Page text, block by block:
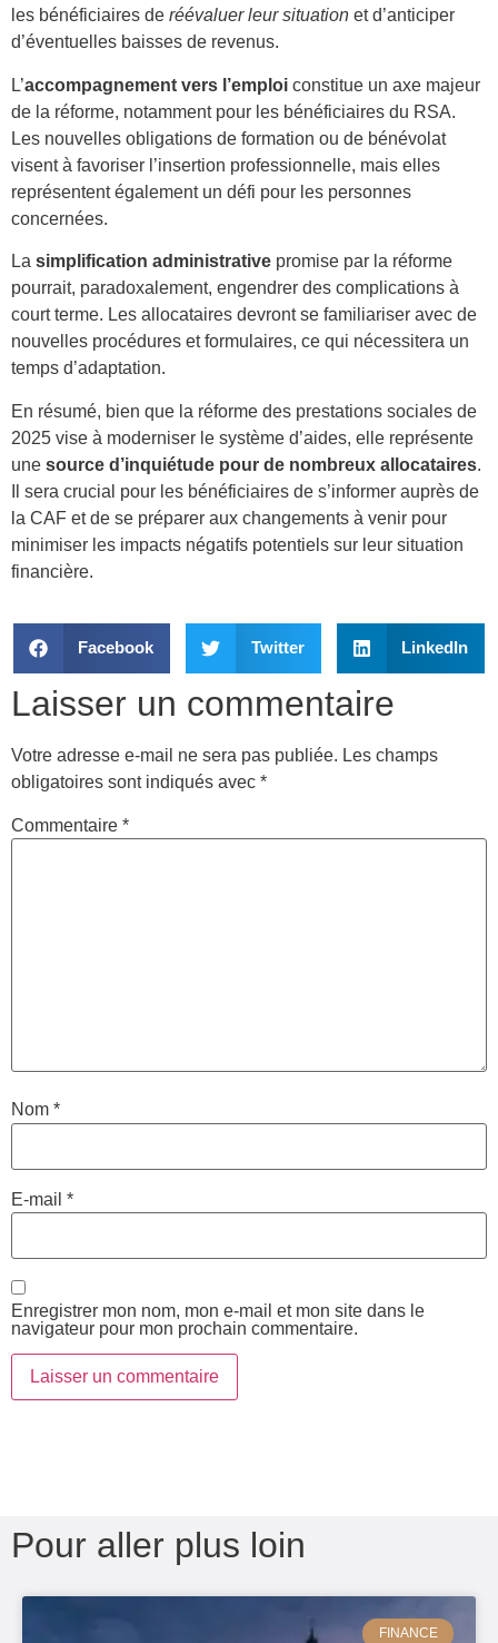
les bénéficiaires de réévaluer leur situation et d’anticiper
d’éventuelles baisses de revenus.
L’accompagnement vers l’emploi constitue un axe majeur
de la réforme, notamment pour les bénéficiaires du RSA.
Les nouvelles obligations de formation ou de bénévolat
visent à favoriser l’insertion professionnelle, mais elles
représentent également un défi pour les personnes
concernées.
La simplification administrative promise par la réforme
pourrait, paradoxalement, engendrer des complications à
court terme. Les allocataires devront se familiariser avec de
nouvelles procédures et formulaires, ce qui nécessitera un
temps d’adaptation.
En résumé, bien que la réforme des prestations sociales de
2025 vise à moderniser le système d’aides, elle représente
une source d’inquiétude pour de nombreux allocataires.
Il sera crucial pour les bénéficiaires de s’informer auprès de
la CAF et de se préparer aux changements à venir pour
minimiser les impacts négatifs potentiels sur leur situation
financière.
Facebook Twitter LinkedIn
Laisser un commentaire
Votre adresse e-mail ne sera pas publiée. Les champs
obligatoires sont indiqués avec *
Commentaire *
Nom *
E-mail *
Enregistrer mon nom, mon e-mail et mon site dans le
navigateur pour mon prochain commentaire.
Pour aller plus loin
FINANCE